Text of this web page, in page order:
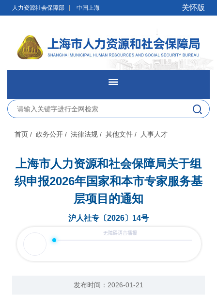
无障碍操作说明 跳转到网站导航区
人力资源社会保障部 中国上海 关怀版
网站首页
新闻发布
政务公开
网上办事
便民服务
互动交流
首页 / 政务公开 / 法律法规 / 其他文件 / 人事人才
上海市人力资源和社会保障局关于组
织申报2026年国家和本市专家服务基
层项目的通知
沪人社专〔2026〕14号
发布时间：2026-01-21